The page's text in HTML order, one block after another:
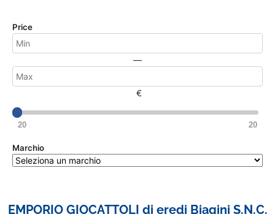
Price
—
€
20 20
Marchio
EMPORIO GIOCATTOLI di eredi Biagini S.N.C.